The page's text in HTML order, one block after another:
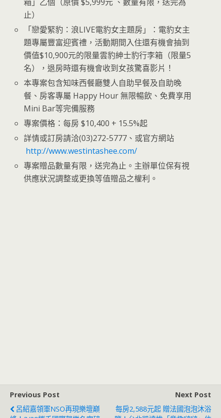
止）
「戀愛緊豹：浪LIVE電豹女主題房」：電豹女主
題專屬豐富迎賓禮，活動期間入住還有機會抽到
價值$10,900元的限量雲豹紳士豹行李箱（限量5
名），退房時還有機會收到女孩驚喜影片！
本專案包含知味西餐廳雙人自助早餐及自助晚
餐、房客專屬 Happy Hour 無限暢飲、免費享用
Mini Bar等完備服務
專案價格：每房 $10,400 + 15.5%起
詳情或訂房請洽(03)272-5777、或官方網站
http://www.westintashee.com/
專案贈品數量有限，送完為止。主辦單位保有視
供應狀況調整或更換等值贈品之權利。
Previous Post
呂紹嘉領軍NSO再現樂壇巔
Next Post
每房2,588元起 贈法國泡泡沐浴